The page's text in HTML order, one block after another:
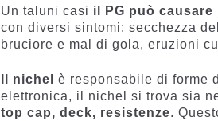
Un taluni casi il PG può causare
con diversi sintomi: secchezza
bruciore e mal di gola, eruzioni
Il nichel
è responsabile di forme
elettronica, il nichel si trova sia
top cap, deck, resistenze.